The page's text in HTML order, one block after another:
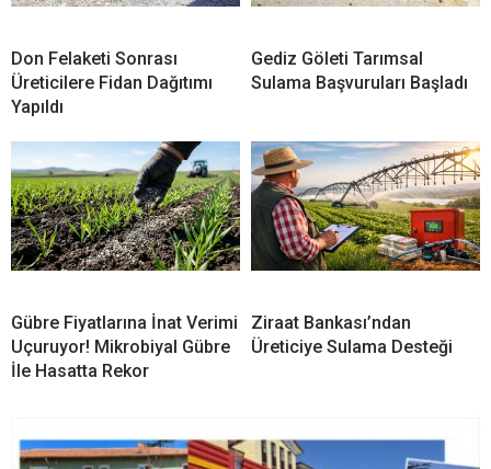
Don Felaketi Sonrası
Üreticilere Fidan Dağıtımı
Yapıldı
Gediz Göleti Tarımsal
Sulama Başvuruları Başladı
Gübre Fiyatlarına İnat Verimi
Uçuruyor! Mikrobiyal Gübre
İle Hasatta Rekor
Ziraat Bankası’ndan
Üreticiye Sulama Desteği